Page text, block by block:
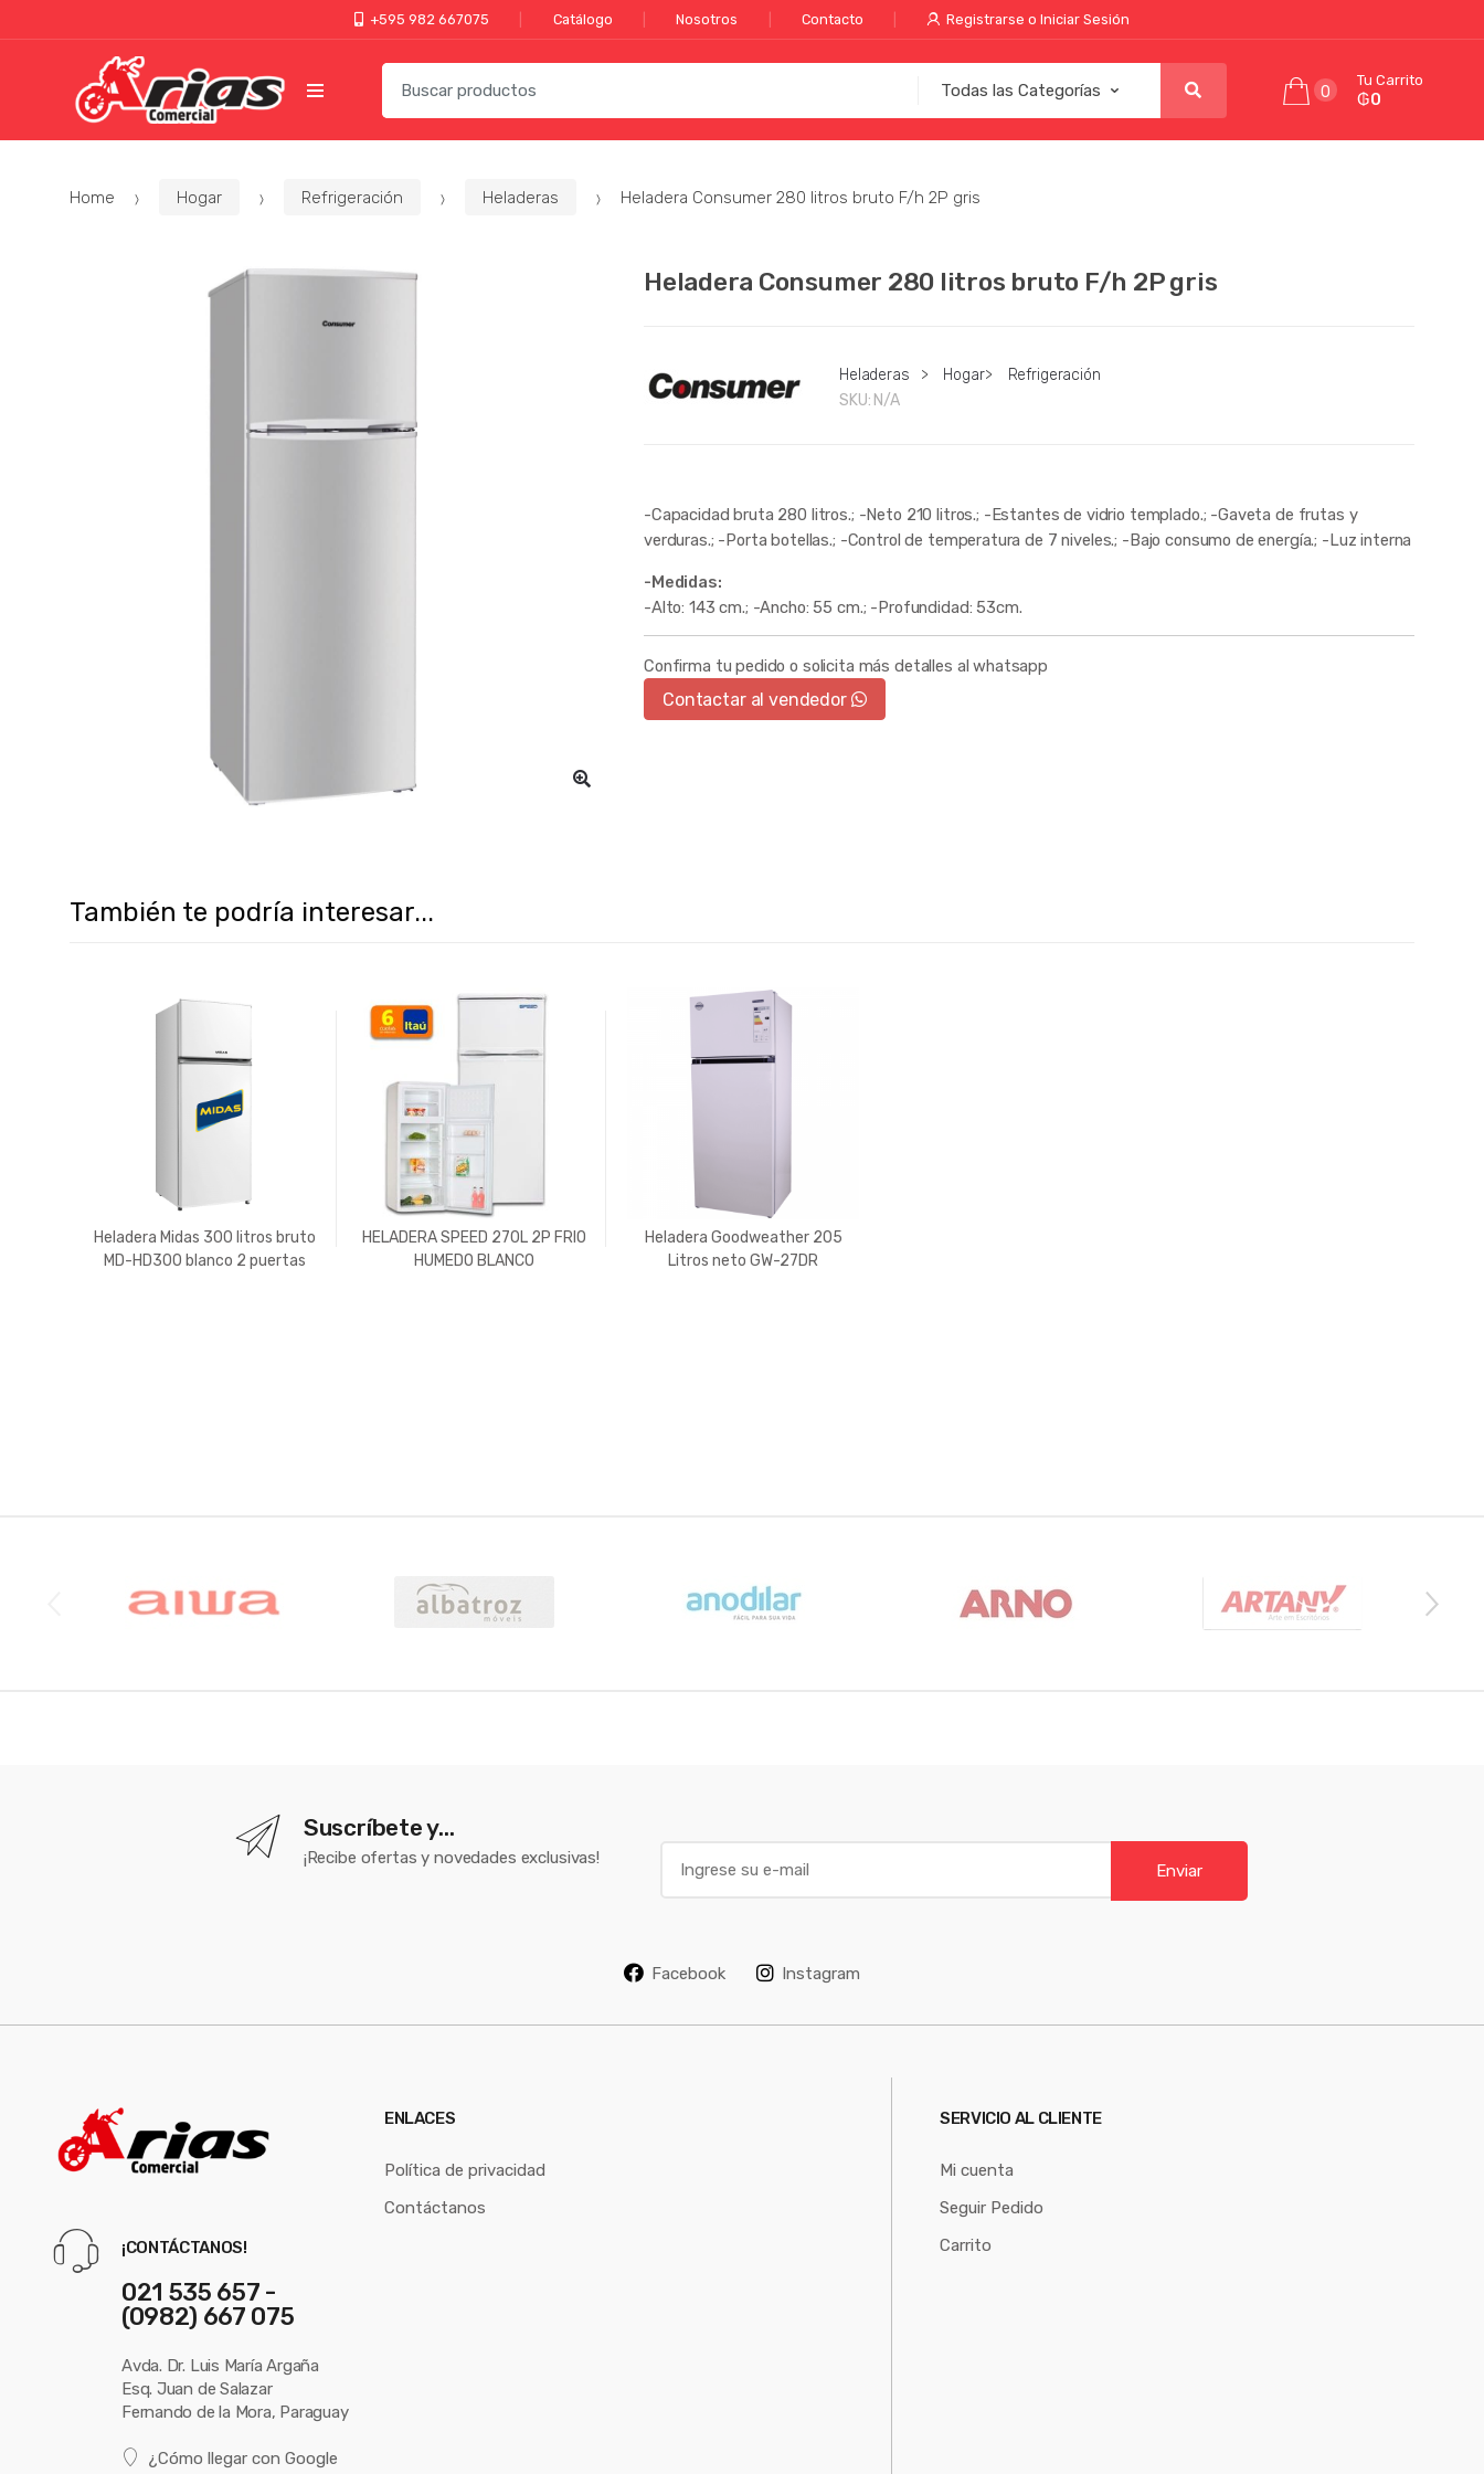
+595 982 667075 Catálogo Nosotros Contacto Registrarse o Iniciar Sesión
0
Tu Carrito
₲0
Home Hogar Refrigeración Heladeras Heladera Consumer 280 litros bruto F/h 2P gris
Heladera Consumer 280 litros bruto F/h 2P gris
Heladeras > Hogar>
Refrigeración
SKU: N/A
-Capacidad bruta 280 litros.; -Neto 210 litros.; -Estantes de vidrio templado.; -Gaveta de frutas y
verduras.; -Porta botellas.; -Control de temperatura de 7 niveles.; -Bajo consumo de energía.; -Luz interna
-Medidas:
-Alto: 143 cm.; -Ancho: 55 cm.; -Profundidad: 53cm.
Confirma tu pedido o solicita más detalles al whatsapp
Contactar al vendedor
También te podría interesar...
Heladera Midas 300 litros bruto
MD-HD300 blanco 2 puertas
HELADERA SPEED 270L 2P FRIO
HUMEDO BLANCO
Heladera Goodweather 205
Litros neto GW-27DR
Suscríbete y...
¡Recibe ofertas y novedades exclusivas!
Enviar
Facebook Instagram
¡CONTÁCTANOS!
021 535 657 -
(0982) 667 075
Avda. Dr. Luis María Argaña
Esq. Juan de Salazar
Fernando de la Mora, Paraguay
¿Cómo llegar con Google
ENLACES
Política de privacidad
Contáctanos
SERVICIO AL CLIENTE
Mi cuenta
Seguir Pedido
Carrito